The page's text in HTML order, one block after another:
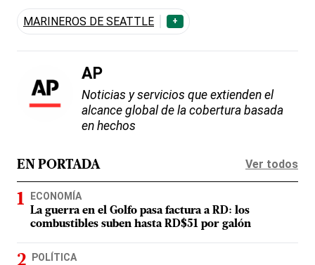
MARINEROS DE SEATTLE +
AP
Noticias y servicios que extienden el
alcance global de la cobertura basada
en hechos
EN PORTADA Ver todos
ECONOMÍA
La guerra en el Golfo pasa factura a RD: los
combustibles suben hasta RD$51 por galón
POLÍTICA